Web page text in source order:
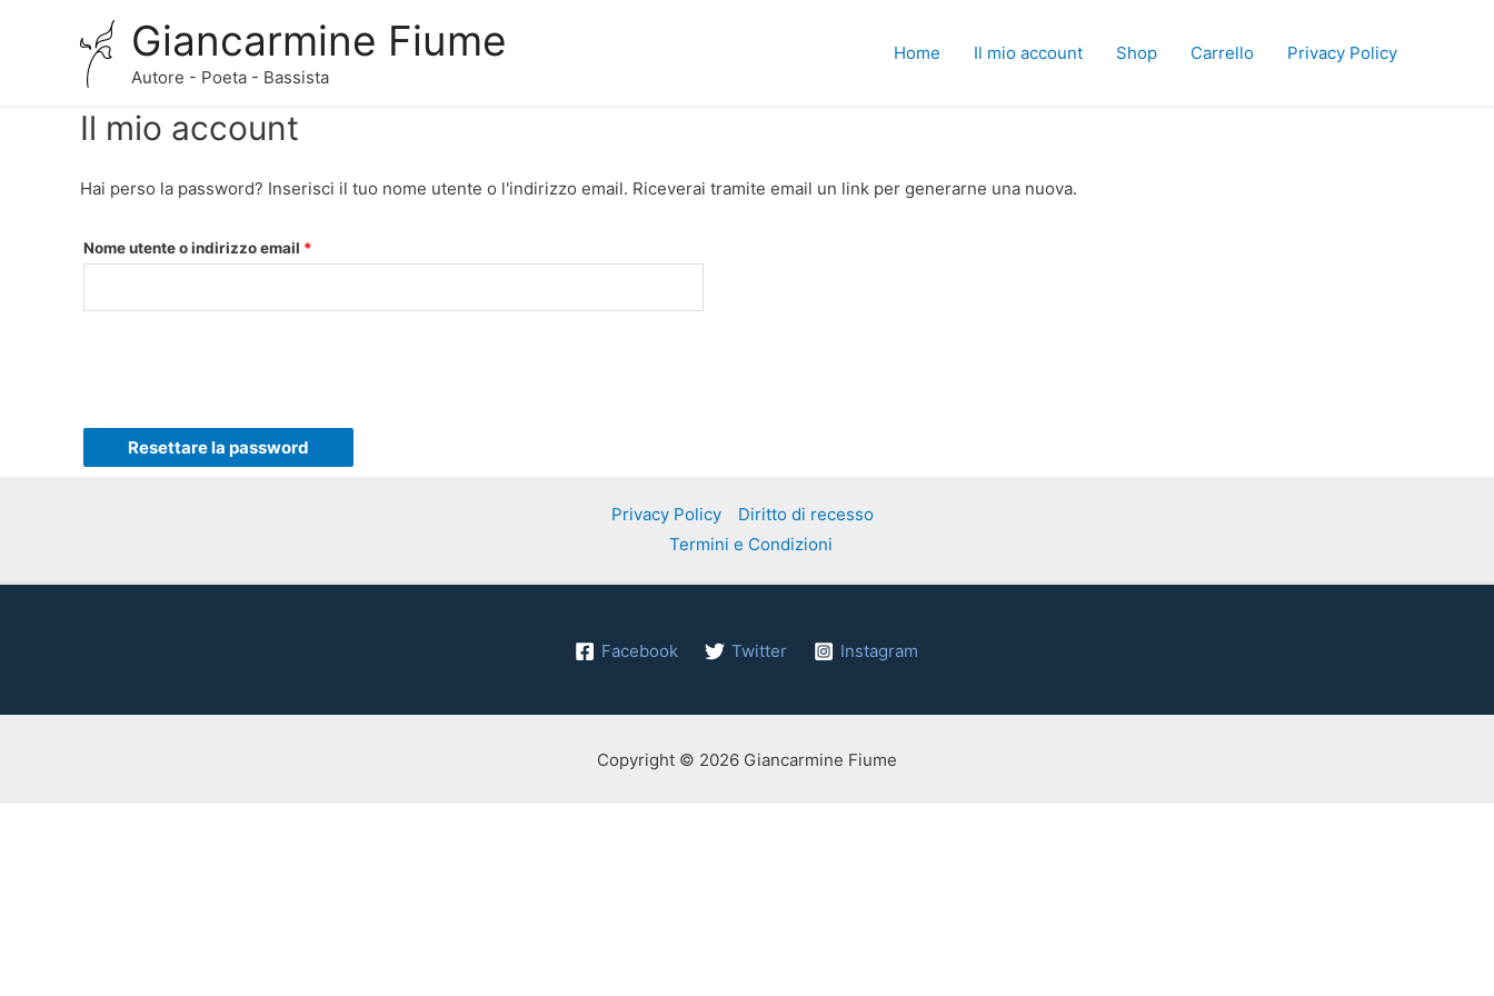
Giancarmine Fiume
Autore - Poeta - Bassista
Home Il mio account Shop Carrello Privacy Policy
Il mio account
Hai perso la password? Inserisci il tuo nome utente o l'indirizzo email. Riceverai tramite email un link per generarne una nuova.
Nome utente o indirizzo email *
Resettare la password
Privacy Policy
Diritto di recesso
Termini e Condizioni
Facebook Twitter Instagram
Copyright © 2026 Giancarmine Fiume